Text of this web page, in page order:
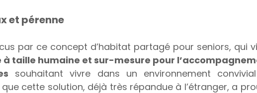
et pérenne
par ce concept d’habitat partagé pour seniors, qui
taille humaine et sur-mesure pour
souhaitant vivre dans un environnement
cette solution, déjà très répandue à l’étranger, a